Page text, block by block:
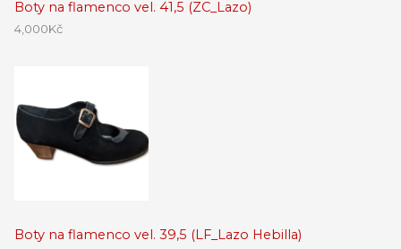
Boty na flamenco vel. 41,5 (ZC_Lazo)
4,000Kč
Boty na flamenco vel. 39,5 (LF_Lazo Hebilla)